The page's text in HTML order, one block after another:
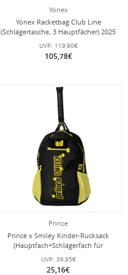
Yonex
Yonex Racketbag Club Line
(Schlägertasche, 3 Hauptfächer) 2025
blastblau/türkis 12er
UVP: 119,90€
105,78€
Prince
Prince x Smiley Kinder-Rucksack
(Hauptfach+Schlägerfach für
Schläger bis zu 25in) 2025 schwarz
UVP: 39,95€
25,16€